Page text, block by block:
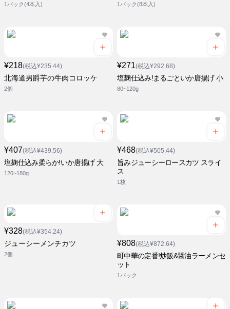
1パック(4本入) 1パック(8本入)
¥218(税込¥235.44)
北海道男爵芋の牛肉コロッケ
2個
¥271(税込¥292.68)
塩麹仕込み!まるごといか唐揚げ 小
80~120g
¥407(税込¥439.56)
塩麹仕込み柔らか!いか唐揚げ 大
120~180g
¥468(税込¥505.44)
旨みジューシーロースカツ スライ
ス
1枚
¥328(税込¥354.24)
ジューシーメンチカツ
2個
¥808(税込¥872.64)
町中華の定番!炒飯&醤油ラーメンセ
ット
1パック